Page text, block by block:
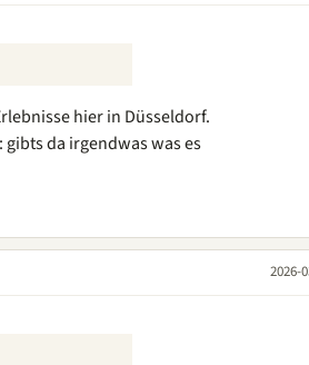
hier in Düsseldorf.
da irgendwas was es
2026-